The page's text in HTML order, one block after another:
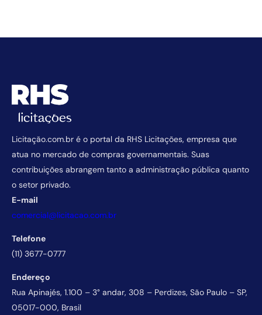
Licitação.com.br é o portal da RHS Licitações, empresa que
atua no mercado de compras governamentais. Suas
contribuições abrangem tanto a administração pública quanto
o setor privado.
E-mail
comercial@licitacao.com.br
Telefone
(11) 3677-0777
Endereço
Rua Apinajés, 1.100 – 3° andar, 308 – Perdizes, São Paulo – SP,
05017-000, Brasil